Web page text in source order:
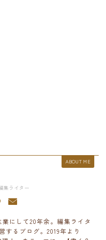
ABOUT ME
集ライター
にして20年余。編集ライタ
するブログ。2019年より